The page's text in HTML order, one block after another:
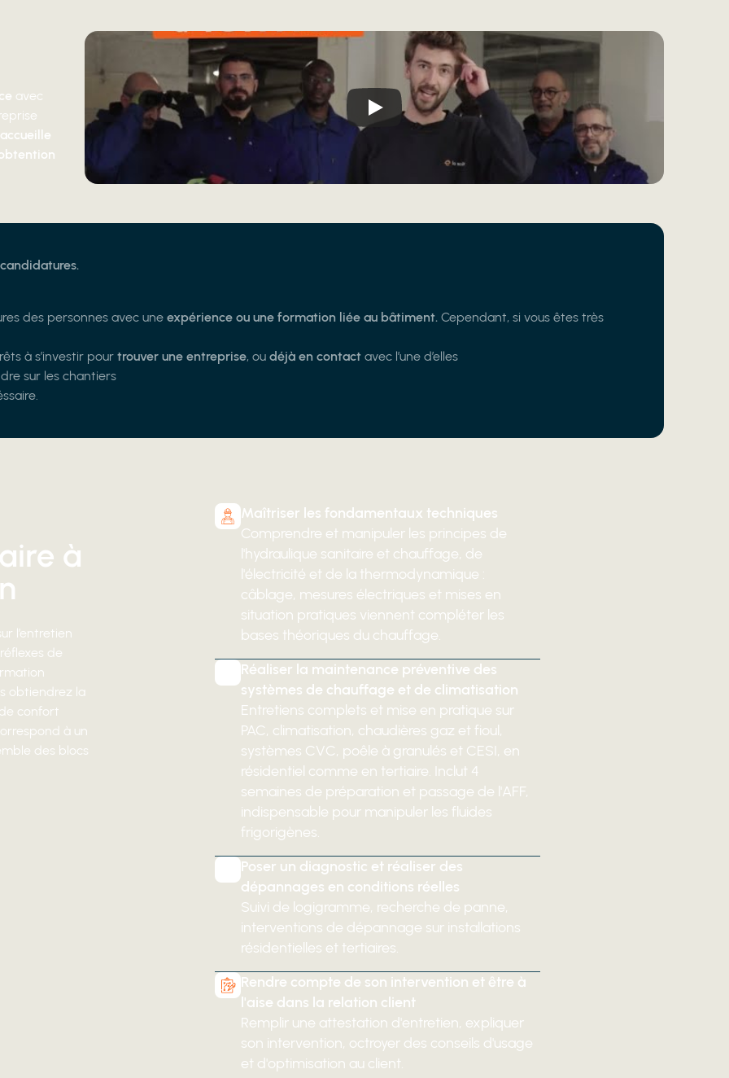
avec
accueille
des personnes avec une expérience ou une formation liée au bâtiment.Cependant, si vous êtes très
à s’investir pourtrouver une entreprise, oudéjà en contactavec l’une d’elles
sur les chantiers
à
l’entretien
de
obtiendrez la
confort
à un
des blocs
Maîtriser les fondamentaux techniques
Comprendre et manipuler les principes de
l'hydraulique sanitaire et chauffage, de
l'électricité et de la thermodynamique :
câblage, mesures électriques et mises en
situation pratiques viennent compléter les
bases théoriques du chauffage.
Réaliser la maintenance préventive des
systèmes de chauffage et de climatisation
Entretiens complets et mise en pratique sur
PAC, climatisation, chaudières gaz et fioul,
systèmes CVC, poêle à granulés et CESI, en
résidentiel comme en tertiaire. Inclut 4
semaines de préparation et passage de l'AFF,
indispensable pour manipuler les fluides
frigorigènes.
Poser un diagnostic et réaliser des
dépannages en conditions réelles
Suivi de logigramme, recherche de panne,
interventions de dépannage sur installations
résidentielles et tertiaires.
Rendre compte de son intervention et être à
l'aise dans la relation client
Remplir une attestation d'entretien, expliquer
son intervention, octroyer des conseils d'usage
et d'optimisation au client.